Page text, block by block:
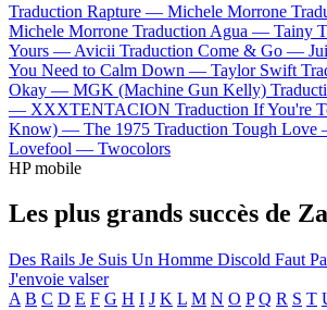
Traduction Rapture — Michele Morrone
Michele Morrone Traduction Agua — Tainy
Yours — Avicii Traduction Come & Go —
You Need to Calm Down — Taylor Swift
Okay — MGK (Machine Gun Kelly)
— XXXTENTACION Traduction If You're
Know) — The 1975 Traduction Tough
Lovefool — Twocolors
HP mobile
Les plus grands succès de
Des Rails Je Suis Un Homme Discold Faut
J'envoie valser
A B C D E F G H I J K L M N O P Q R S T